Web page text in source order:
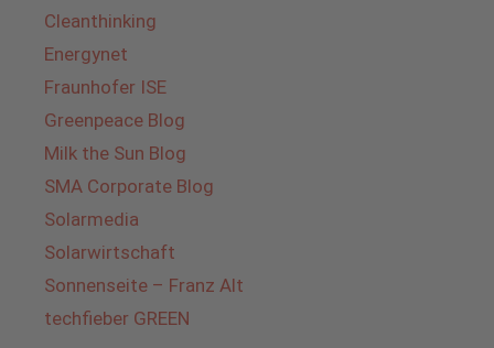
Cleanthinking
Energynet
Fraunhofer ISE
Greenpeace Blog
Milk the Sun Blog
SMA Corporate Blog
Solarmedia
Solarwirtschaft
Sonnenseite – Franz Alt
techfieber GREEN